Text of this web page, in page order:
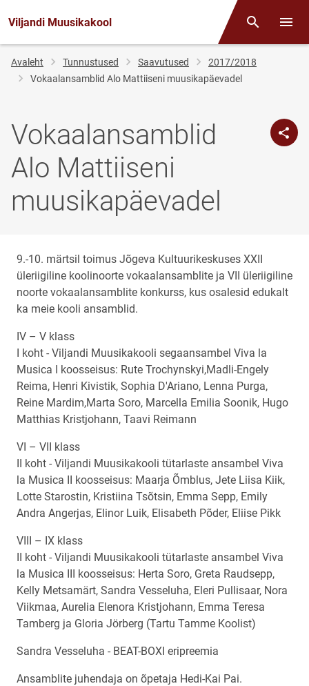
Viljandi Muusikakool Otsing
Jälglink
Avaleht Tunnustused Saavutused
2017/2018
Vokaalansamblid Alo Mattiiseni muusikapäevadel
Vokaalansamblid
Alo Mattiiseni
muusikapäevadel
9.-10. märtsil toimus Jõgeva Kultuurikeskuses XXII
üleriigiline koolinoorte vokaalansamblite ja VII üleriigiline
noorte vokaalansamblite konkurss, kus osalesid edukalt
ka meie kooli ansamblid.
IV – V klass
I koht - Viljandi Muusikakooli segaansambel Viva la
Musica I koosseisus: Rute Trochynskyi,Madli-Engely
Reima, Henri Kivistik, Sophia D'Ariano, Lenna Purga,
Reine Mardim,Marta Soro, Marcella Emilia Soonik, Hugo
Matthias Kristjohann, Taavi Reimann
VI – VII klass
II koht - Viljandi Muusikakooli tütarlaste ansambel Viva
la Musica II koosseisus: Maarja Õmblus, Jete Liisa Kiik,
Lotte Starostin, Kristiina Tsõtsin, Emma Sepp, Emily
Andra Angerjas, Elinor Luik, Elisabeth Põder, Eliise Pikk
VIII – IX klass
II koht - Viljandi Muusikakooli tütarlaste ansambel Viva
la Musica III koosseisus: Herta Soro, Greta Raudsepp,
Kelly Metsamärt, Sandra Vesseluha, Eleri Pullisaar, Nora
Viikmaa, Aurelia Elenora Kristjohann, Emma Teresa
Tamberg ja Gloria Jörberg (Tartu Tamme Koolist)
Sandra Vesseluha - BEAT-BOXI eripreemia
Ansamblite juhendaja on õpetaja Hedi-Kai Pai.